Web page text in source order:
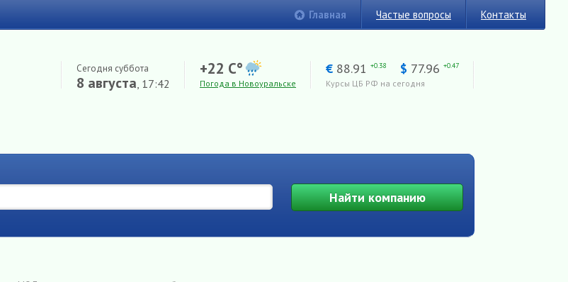
Главная Частые вопросы Контакты
Сегодня суббота
8 августа, 17:42
+22 C°
Погода в Новоуральске
€ 88.91 +0.38 $ 77.96 +0.47
Курсы ЦБ РФ на сегодня
Найтикомпанию